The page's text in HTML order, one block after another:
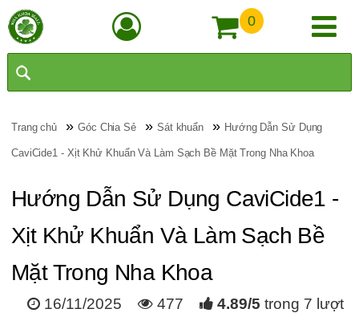
0
Trang chủ »Góc Chia Sẻ » Sát khuẩn » Hướng Dẫn Sử Dụng
CaviCide1 - Xịt Khử Khuẩn Và Làm Sạch Bề Mặt Trong Nha Khoa
Hướng Dẫn Sử Dụng CaviCide1 -
Xịt Khử Khuẩn Và Làm Sạch Bề
Mặt Trong Nha Khoa
16/11/2025 477 4.89/5 trong 7 lượt